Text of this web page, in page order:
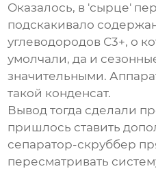
Оказалось, в 'сырце'
подскакивало
углеводородов С3+, о
умолчали, да и
значительными.
такой конденсат.
Вывод тогда сделали
пришлось ставить
сепаратор-скруббер
пересматривать